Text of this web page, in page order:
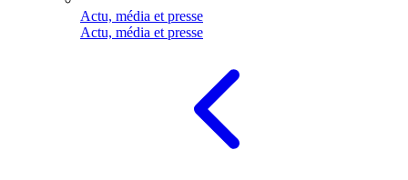
Actu, média et presse
Actu, média et presse